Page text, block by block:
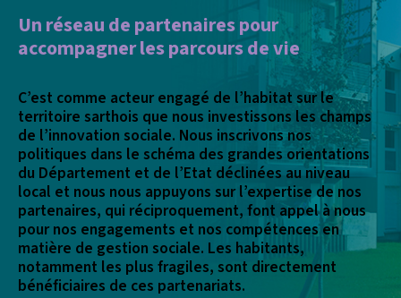
Un réseau de partenaires pour
accompagner les parcours de vie
C’est comme acteur engagé de l’habitat sur le
territoire sarthois que nous investissons les champs
de l’innovation sociale. Nous inscrivons nos
politiques dans le schéma des grandes orientations
du Département et de l’Etat déclinées au niveau
local et nous nous appuyons sur l’expertise de nos
partenaires, qui réciproquement, font appel à nous
pour nos engagements et nos compétences en
matière de gestion sociale. Les habitants,
notamment les plus fragiles, sont directement
bénéficiaires de ces partenariats.